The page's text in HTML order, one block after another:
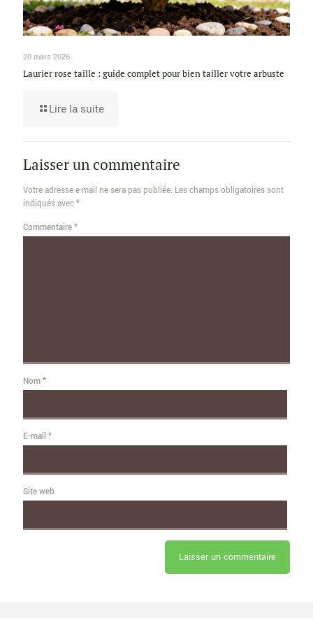
20 mars 2026
Laurier rose taille : guide complet pour bien tailler votre arbuste
Lire la suite
Laisser un commentaire
Votre adresse e-mail ne sera pas publiée. Les champs obligatoires sont
indiqués avec*
Commentaire*
Nom*
E-mail *
Site web